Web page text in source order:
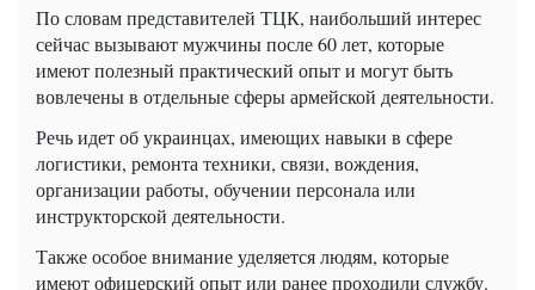
По словам представителей ТЦК, наибольший интерес
сейчас вызывают мужчины после 60 лет, которые
имеют полезный практический опыт и могут быть
вовлечены в отдельные сферы армейской деятельности.
Речь идет об украинцах, имеющих навыки в сфере
логистики, ремонта техники, связи, вождения,
организации работы, обучении персонала или
инструкторской деятельности.
Также особое внимание уделяется людям, которые
имеют офицерский опыт или ранее проходили службу.